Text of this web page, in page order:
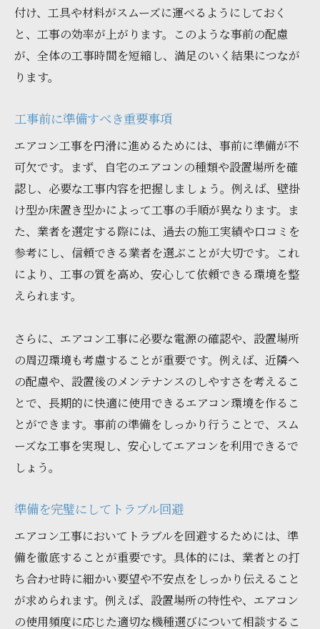
付け、工具や材料がスムーズに運べるようにしておく
と、工事の効率が上がります。このような事前の配慮
が、全体の工事時間を短縮し、満足のいく結果につなが
ります。
工事前に準備すべき重要事項
エアコン工事を円滑に進めるためには、事前に準備が不
可欠です。まず、自宅のエアコンの種類や設置場所を確
認し、必要な工事内容を把握しましょう。例えば、壁掛
け型か床置き型かによって工事の手順が異なります。ま
た、業者を選定する際には、過去の施工実績や口コミを
参考にし、信頼できる業者を選ぶことが大切です。これ
により、工事の質を高め、安心して依頼できる環境を整
えられます。
さらに、エアコン工事に必要な電源の確認や、設置場所
の周辺環境も考慮することが重要です。例えば、近隣へ
の配慮や、設置後のメンテナンスのしやすさを考えるこ
とで、長期的に快適に使用できるエアコン環境を作るこ
とができます。事前の準備をしっかり行うことで、スム
ーズな工事を実現し、安心してエアコンを利用できるで
しょう。
準備を完璧にしてトラブル回避
エアコン工事においてトラブルを回避するためには、準
備を徹底することが重要です。具体的には、業者との打
ち合わせ時に細かい要望や不安点をしっかり伝えること
が求められます。例えば、設置場所の特性や、エアコン
の使用頻度に応じた適切な機種選びについて相談するこ